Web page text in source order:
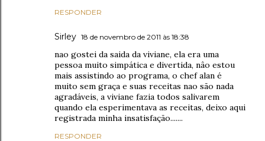
RESPONDER
Sirley 18 de novembro de 2011 às 18:38
nao gostei da saida da viviane, ela era uma
pessoa muito simpática e divertida, nâo estou
mais assistindo ao programa, o chef alan é
muito sem graça e suas receitas nao são nada
agradáveis, a viviane fazia todos salivarem
quando ela esperimentava as receitas, deixo aqui
registrada minha insatisfação.......
RESPONDER